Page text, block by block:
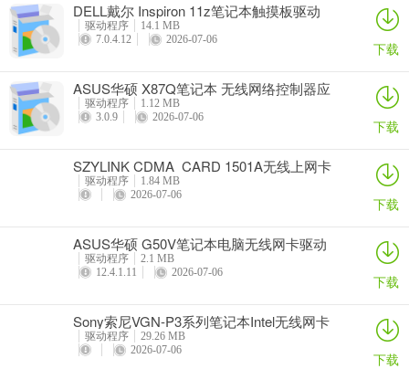
DELL戴尔 Inspiron 11z笔记本触摸板驱动
驱动程序
14.1 MB
7.0.4.12
2026-07-06 下载
ASUS华硕 X87Q笔记本 无线网络控制器应
用程序
驱动程序
1.12 MB
3.0.9
2026-07-06 下载
SZYLINK CDMA_CARD 1501A无线上网卡
驱动程序
1.84 MB
2026-07-06
下载
ASUS华硕 G50V笔记本电脑无线网卡驱动
驱动程序
2.1 MB
12.4.1.11
2026-07-06 下载
Sony索尼VGN-P3系列笔记本Intel无线网卡
驱动
驱动程序
29.26 MB
2026-07-06
下载